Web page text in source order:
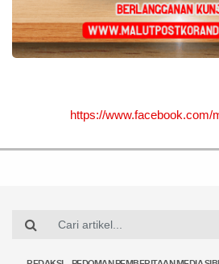
https://www.facebook.com/